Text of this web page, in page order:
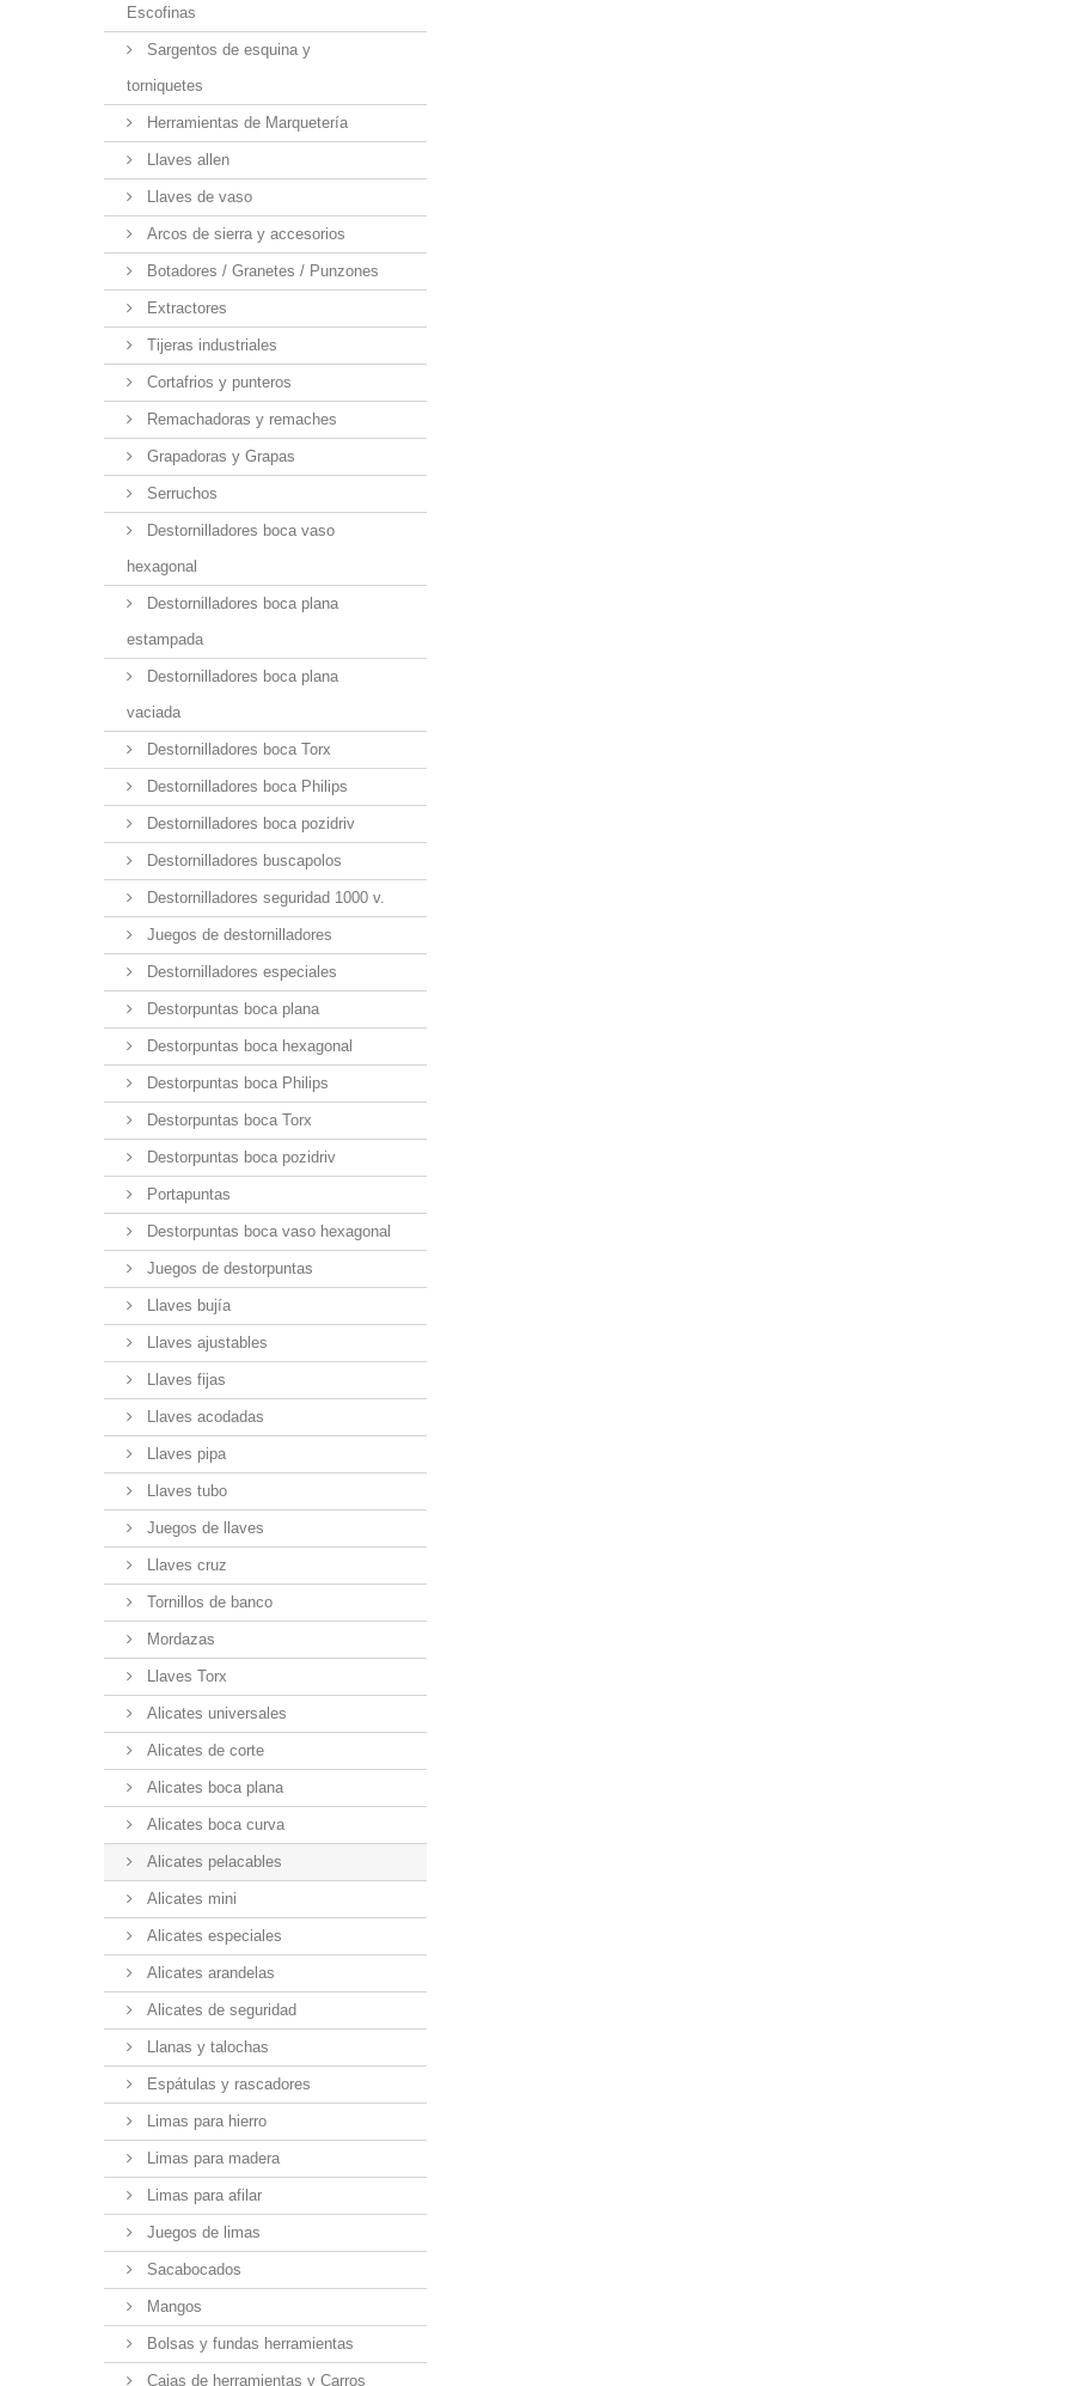
Escofinas
Sargentos de esquina y
torniquetes
Herramientas de Marquetería
Llaves allen
Llaves de vaso
Arcos de sierra y accesorios
Botadores / Granetes / Punzones
Extractores
Tijeras industriales
Cortafrios y punteros
Remachadoras y remaches
Grapadoras y Grapas
Serruchos
Destornilladores boca vaso
hexagonal
Destornilladores boca plana
estampada
Destornilladores boca plana
vaciada
Destornilladores boca Torx
Destornilladores boca Philips
Destornilladores boca pozidriv
Destornilladores buscapolos
Destornilladores seguridad 1000 v.
Juegos de destornilladores
Destornilladores especiales
Destorpuntas boca plana
Destorpuntas boca hexagonal
Destorpuntas boca Philips
Destorpuntas boca Torx
Destorpuntas boca pozidriv
Portapuntas
Destorpuntas boca vaso hexagonal
Juegos de destorpuntas
Llaves bujía
Llaves ajustables
Llaves fijas
Llaves acodadas
Llaves pipa
Llaves tubo
Juegos de llaves
Llaves cruz
Tornillos de banco
Mordazas
Llaves Torx
Alicates universales
Alicates de corte
Alicates boca plana
Alicates boca curva
Alicates pelacables
Alicates mini
Alicates especiales
Alicates arandelas
Alicates de seguridad
Llanas y talochas
Espátulas y rascadores
Limas para hierro
Limas para madera
Limas para afilar
Juegos de limas
Sacabocados
Mangos
Bolsas y fundas herramientas
Cajas de herramientas y Carros